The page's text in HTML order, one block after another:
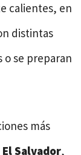
calientes, en
distintas
o se preparan
más
Salvador,